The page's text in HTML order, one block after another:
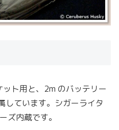
ト用と、2m のバッテリー
しています。シガーライタ
ズ内蔵です。